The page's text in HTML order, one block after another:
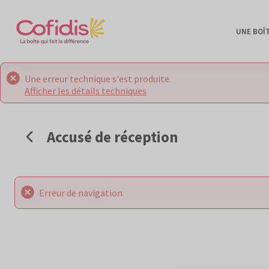
UNE
Une erreur technique s'est produite.
Afficher les détails techniques
Accusé de réception
Erreur de navigation